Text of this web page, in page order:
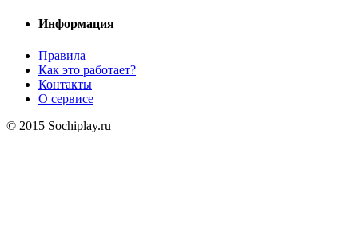
Информация
Правила
Как это работает?
Контакты
О сервисе
© 2015 Sochiplay.ru